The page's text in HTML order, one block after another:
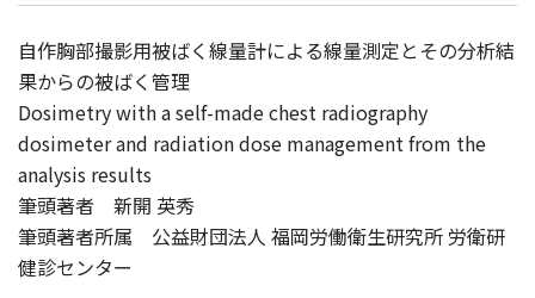
自作胸部撮影用被ばく線量計による線量測定とその分析結
果からの被ばく管理
Dosimetry with a self-made chest radiography
dosimeter and radiation dose management from the
analysis results
筆頭著者 新開 英秀
筆頭著者所属 公益財団法人 福岡労働衛生研究所 労衛研
健診センター